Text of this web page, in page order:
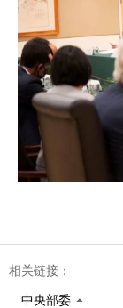
相关链接：
中央部委